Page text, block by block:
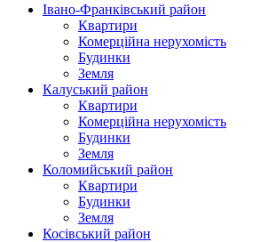
Івано-Франківський район
Квартири
Комерційна нерухомість
Будинки
Земля
Калуський район
Квартири
Комерційна нерухомість
Будинки
Земля
Коломийський район
Квартири
Будинки
Земля
Косівський район